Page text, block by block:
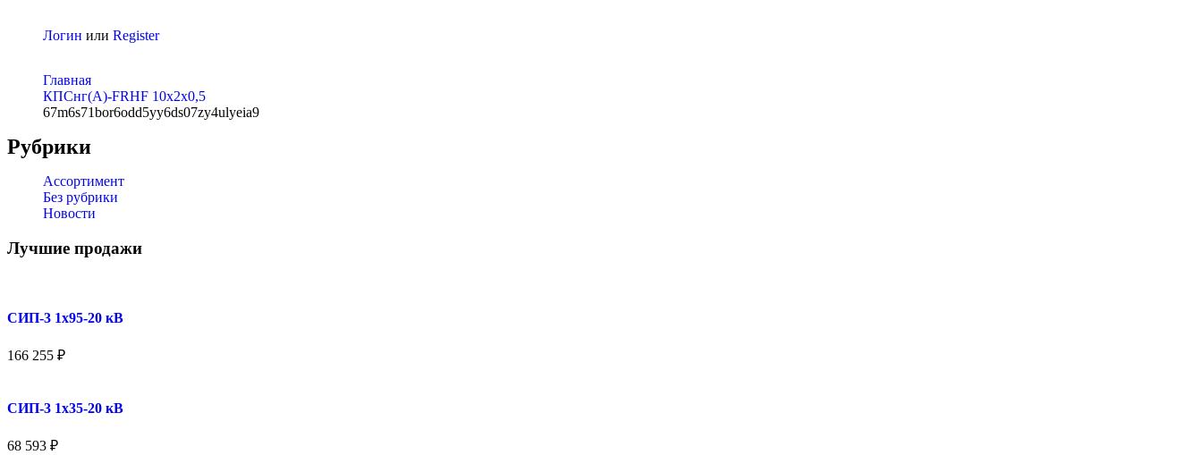
Логин или Register
Главная
КПСнг(A)-FRHF 10х2х0,5
67m6s71bor6odd5yy6ds07zy4ulyeia9
Рубрики
Ассортимент
Без рубрики
Новости
Лучшие продажи
СИП-3 1x95-20 кВ
166 255 ₽
СИП-3 1x35-20 кВ
68 593 ₽